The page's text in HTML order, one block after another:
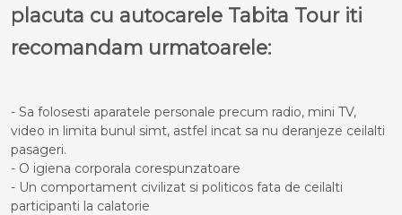
placuta cu autocarele Tabita Tour iti
recomandam urmatoarele:
- Sa folosesti aparatele personale precum radio, mini TV,
video in limita bunul simt, astfel incat sa nu deranjeze ceilalti
pasageri.
- O igiena corporala corespunzatoare
- Un comportament civilizat si politicos fata de ceilalti
participanti la calatorie